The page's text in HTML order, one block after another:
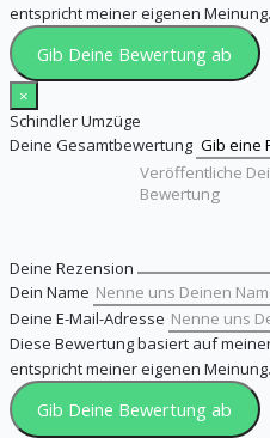
entspricht meiner eigenen Meinung.
Gib Deine Bewertung ab
×
Schindler Umzüge
Deine Gesamtbewertung
Deine Rezension
Dein Name
Deine E-Mail-Adresse
Diese Bewertung basiert auf
entspricht meiner eigenen Meinung.
Gib Deine Bewertung ab